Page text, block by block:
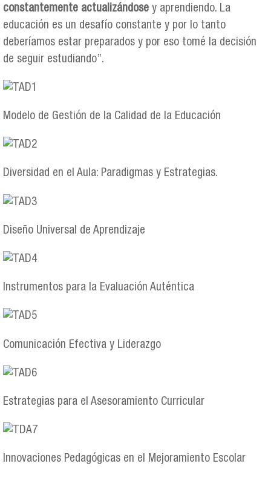
constantemente actualizándose y aprendiendo. La
educación es un desafío constante y por lo tanto
deberíamos estar preparados y por eso tomé la decisión
de seguir estudiando”.
Modelo de Gestión de la Calidad de la Educación
Diversidad en el Aula: Paradigmas y Estrategias.
Diseño Universal de Aprendizaje
Instrumentos para la Evaluación Auténtica
Comunicación Efectiva y Liderazgo
Estrategias para el Asesoramiento Curricular
Innovaciones Pedagógicas en el Mejoramiento Escolar